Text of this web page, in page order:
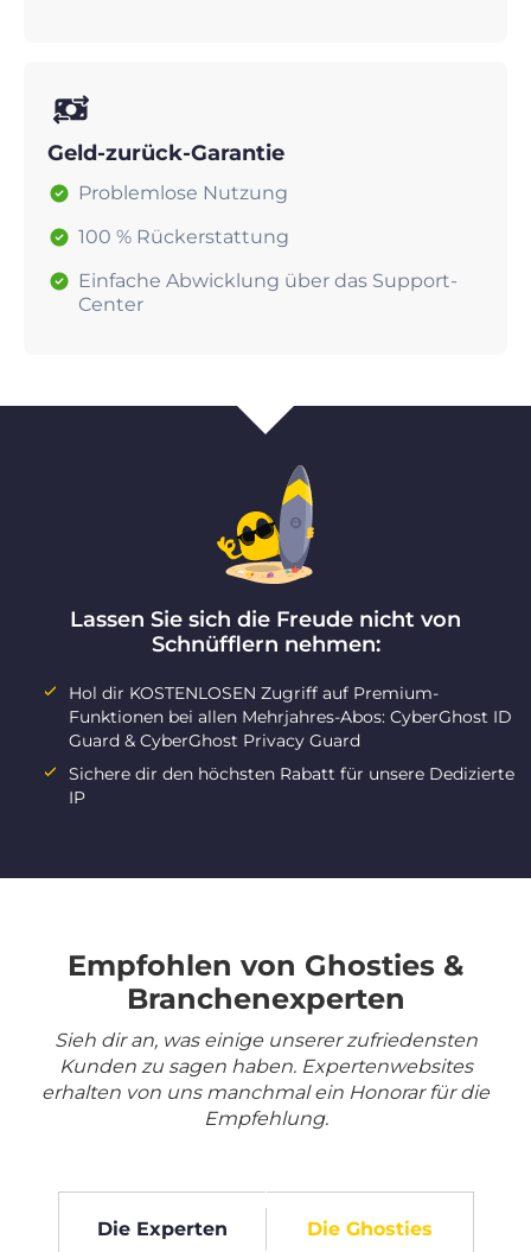
Geld-zurück-Garantie
Problemlose Nutzung
100 % Rückerstattung
Einfache Abwicklung über das Support-
Center
Lassen Sie sich die Freude nicht von
Schnüfflern nehmen:
Hol dir KOSTENLOSEN Zugriff auf Premium-
Funktionen bei allen Mehrjahres-Abos: CyberGhost ID
Guard & CyberGhost Privacy Guard
Sichere dir den höchsten Rabatt für unsere Dedizierte
IP
Empfohlen von Ghosties &
Branchenexperten
Sieh dir an, was einige unserer zufriedensten
Kunden zu sagen haben. Expertenwebsites
erhalten von uns manchmal ein Honorar für die
Empfehlung.
Die Experten Die Ghosties